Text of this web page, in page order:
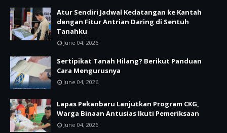
Atur Sendiri Jadwal Kedatangan ke Kantah
dengan Fitur Antrian Daring di Sentuh
Tanahku
June 04, 2026
Sertipikat Tanah Hilang? Berikut Panduan
Cara Mengurusnya
June 04, 2026
Lapas Pekanbaru Lanjutkan Program CKG,
Warga Binaan Antusias Ikuti Pemeriksaan
June 04, 2026